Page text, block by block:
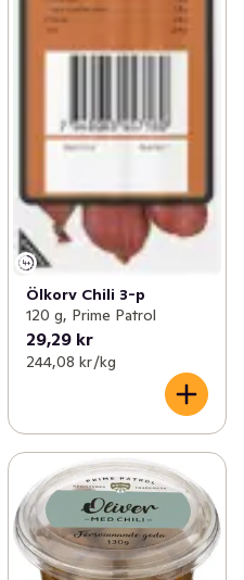
Ölkorv Chili 3-p
120 g, Prime Patrol
29,29 kr
244,08 kr /kg